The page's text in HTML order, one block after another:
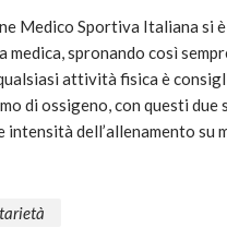
Medico Sportiva Italiana si
spronando così
attività fisica è
di ossigeno, con questi
dell’allenamento su